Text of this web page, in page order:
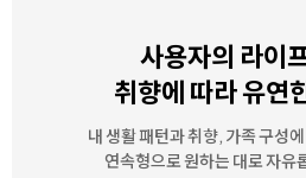
사용자의 라이
취향에 따라 유연
내 생활 패턴과 취향, 가족 구성
연속형으로 원하는 대로 자유